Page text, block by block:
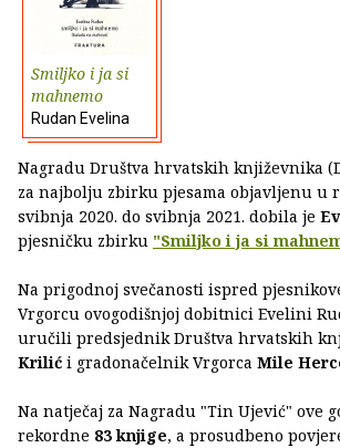
Smiljko i ja si
mahnemo
Rudan Evelina
Nagradu Društva hrvatskih književnika
za najbolju zbirku pjesama objavljenu u
svibnja 2020. do svibnja 2021. dobila je
pjesničku zbirku "Smiljko i ja si
Na prigodnoj svečanosti ispred
Vrgorcu ovogodišnjoj dobitnici Evelini
uručili predsjednik Društva hrvatskih
Krilić i gradonačelnik Vrgorca Mile
Na natječaj za Nagradu "Tin Ujević" ove
rekordne 83 knjige, a prosudbeno